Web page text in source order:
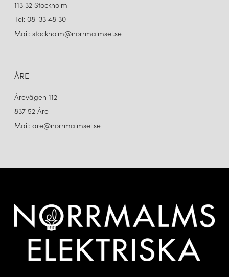
113 32 Stockholm
Tel: 08-33 48 30
Mail: stockholm@norrmalmsel.se
ÅRE
Årevägen 112
837 52 Åre
Mail: are@norrmalmsel.se